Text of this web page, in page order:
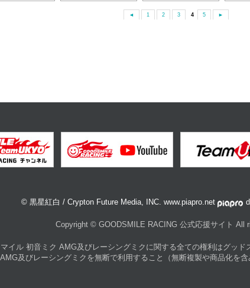
◄ 1 2 3 4 5 ►
© 黒星紅白 / Crypton Future Media, INC. www.piapro.net
Copyright © GOODSMILE RACING 公式応援サイト All
イル 初音ミク AMG及びレーシングミクに関する全ての権利はグッド
及びレーシングミクを無断で利用すること
（無断複製や商品化を